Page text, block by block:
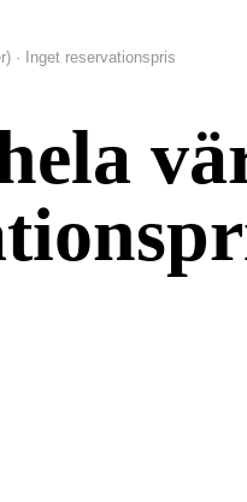
· Inget reservationspris